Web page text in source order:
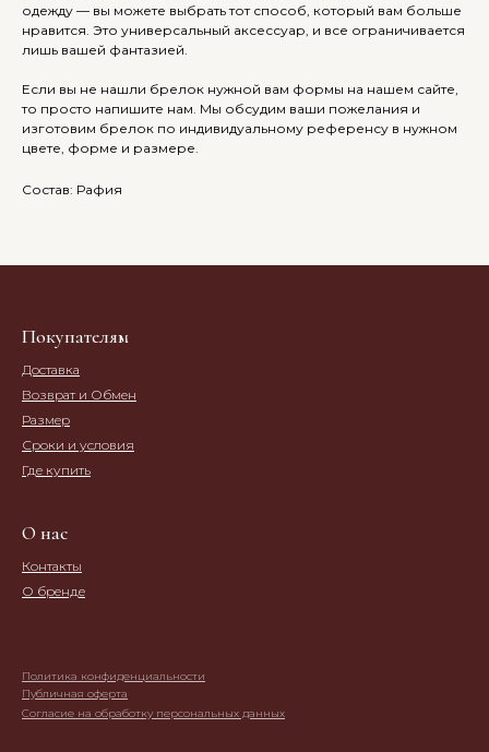
одежду — вы можете выбрать тот способ, который вам больше
нравится. Это универсальный аксессуар, и все ограничивается
лишь вашей фантазией.
Если вы не нашли брелок нужной вам формы на нашем сайте,
то просто напишите нам. Мы обсудим ваши пожелания и
изготовим брелок по индивидуальному референсу в нужном
цвете, форме и размере.
Состав: Рафия
Политика конфиденциальности
Публичная оферта
О нас
Покупателям
Контакты
О бренде
Где купить
Доставка
Возврат и Обмен
Размер
Сроки и условия
Согласие на обработку персональных данных